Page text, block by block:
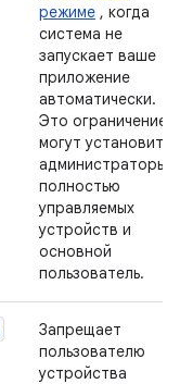
режиме , когда
система не
запускает ваше
приложение
автоматически.
Это ограничение
могут установить
администраторы
полностью
управляемых
устройств и
основной
пользователь.
Запрещает
пользователю
устройства